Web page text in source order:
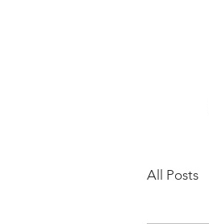
All Posts